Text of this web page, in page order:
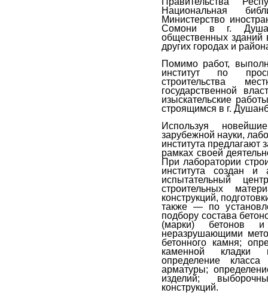
Национальная
Министерство
Сомони в г.
общественных зданий
других городах и
Помимо работ,
институт по
строительства
государственной
изыскательские
строящимся в г.
Используя
зарубежной науки,
института предлагают
рамках своей
При лаборатории
института создан и
испытательный
строительных
конструкций,
также — по
подбору состава
(марки) бетонов
неразрушающими
бетонного камня;
каменной кладки
определение
арматуры;
изделий;
конструкций.